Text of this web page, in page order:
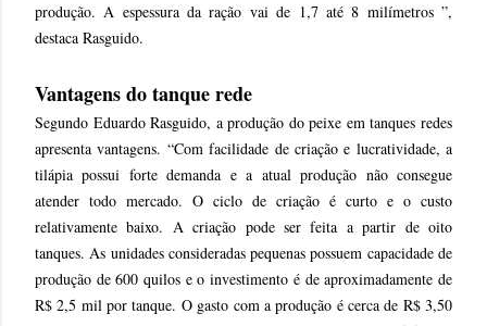
produção. A espessura da ração vai de 1,7 até 8 milímetros ”,
destaca Rasguido.
Vantagens do tanque rede
Segundo Eduardo Rasguido, a produção do peixe em tanques redes
apresenta vantagens. “Com facilidade de criação e lucratividade, a
tilápia possui forte demanda e a atual produção não consegue
atender todo mercado. O ciclo de criação é curto e o custo
relativamente baixo. A criação pode ser feita a partir de oito
tanques. As unidades consideradas pequenas possuem capacidade de
produção de 600 quilos e o investimento é de aproximadamente de
R$ 2,5 mil por tanque. O gasto com a produção é cerca de R$ 3,50